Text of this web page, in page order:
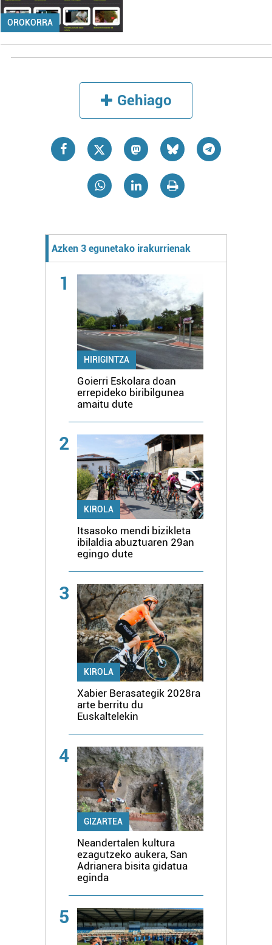
OROKORRA
Gehiago
Azken 3 egunetako irakurrienak
1
HIRIGINTZA
Goierri Eskolara doan
errepideko biribilgunea
amaitu dute
2
KIROLA
Itsasoko mendi bizikleta
ibilaldia abuztuaren 29an
egingo dute
3
KIROLA
Xabier Berasategik 2028ra
arte berritu du
Euskaltelekin
4
GIZARTEA
Neandertalen kultura
ezagutzeko aukera, San
Adrianera bisita gidatua
eginda
5